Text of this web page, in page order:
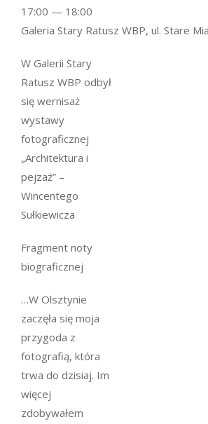
W Galerii Stary
Ratusz WBP odbył
się wernisaż
wystawy
fotograficznej
„Architektura i
pejzaż” –
Wincentego
Sułkiewicza
Fragment noty
biograficznej
…W Olsztynie
zaczęła się moja
przygoda z
fotografią, która
trwa do dzisiaj. Im
więcej
zdobywałem
17:00 — 18:00
Galeria Stary Ratusz WBP, ul. Stare